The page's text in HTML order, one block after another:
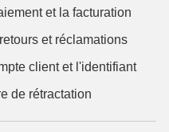
et la facturation
et réclamations
client et l'identifiant
de rétractation